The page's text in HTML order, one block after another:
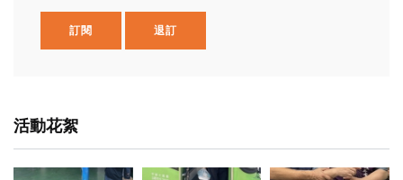
訂閱 退訂
活動花絮